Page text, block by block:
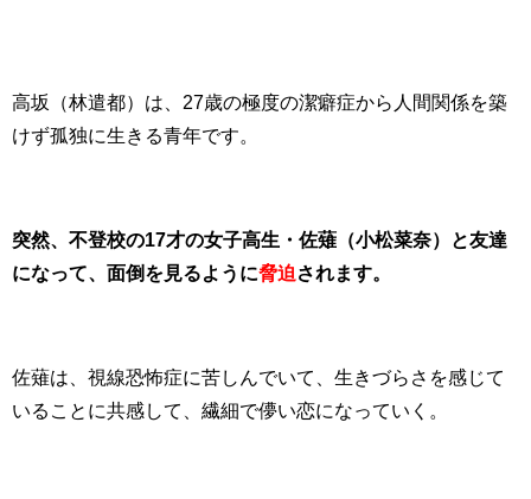
高坂（林遣都）は、27歳の極度の潔癖症から人間関係を築
けず孤独に生きる青年です。
突然、不登校の17才の女子高生・佐薙（小松菜奈）と友達
になって、面倒を見るように脅迫 されます。
佐薙は、視線恐怖症に苦しんでいて、生きづらさを感じて
いることに共感して、繊細で儚い恋になっていく。